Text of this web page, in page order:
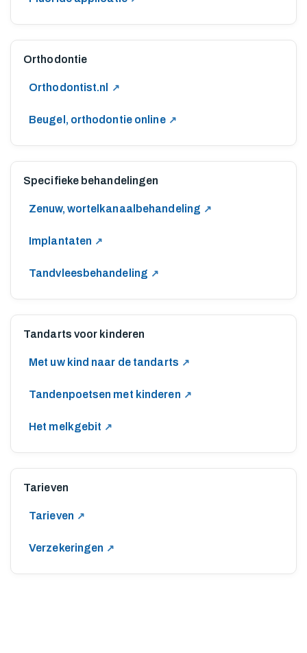
M
D
G
Orthodontie
Orthodontist.nl
Beugel, orthodontie online
Specifieke behandelingen
Zenuw, wortelkanaalbehandeling
Implantaten
Tandvleesbehandeling
Tandarts voor kinderen
Met uw kind naar de tandarts
Tandenpoetsen met kinderen
Het melkgebit
Tarieven
Tarieven
Verzekeringen